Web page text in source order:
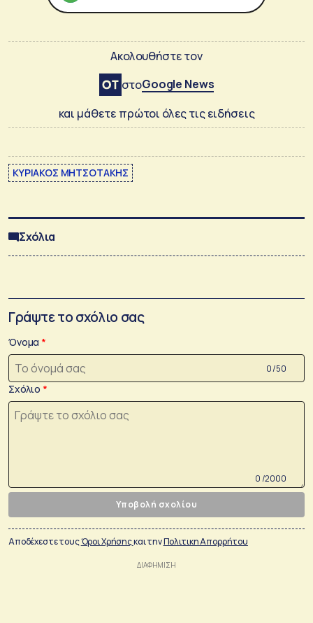
Ακολουθήστε τον
στοGoogle News
και μάθετε πρώτοι όλες τις ειδήσεις
ΚΥΡΙΑΚΟΣ ΜΗΤΣΟΤΑΚΗΣ
Σχόλια
Γράψτε το σχόλιο σας
Όνομα
0 /50
Σχόλιο
0 /2000
Υποβολή σχολίου
Αποδέχεστε τουςΌροι Χρήσηςκαι τηνΠολιτικη Απορρήτου